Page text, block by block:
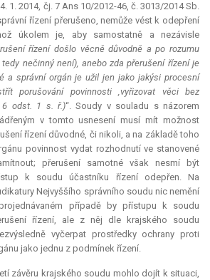
1. 2014, čj. 7 Ans 10/2012-46, č. 3013/2014 Sb.
řízení přerušeno, nemůže vést k odepření
úkolem je, aby samostatně a nezávisle
řízení došlo věcně důvodně a po rozumu
nečinný není), anebo zda přerušení řízení je
a správní orgán je užil jen jako jakýsi procesní
porušování povinnosti ‚vyřizovat věci bez
6 odst. 1 s. ř.)“. Soudy v souladu s názorem
v tomto usnesení musí mít možnost
řízení důvodné, či nikoli, a na základě toho
povinnost vydat rozhodnutí ve stanovené
přerušení samotné však nesmí být
k soudu účastníku řízení odepřen. Na
Nejvyššího správního soudu nic nemění
případě by přístupu k soudu
řízení, ale z něj dle krajského soudu
vyčerpat prostředky ochrany proti
jako jednu z podmínek řízení.
závěru krajského soudu mohlo dojít k situaci,